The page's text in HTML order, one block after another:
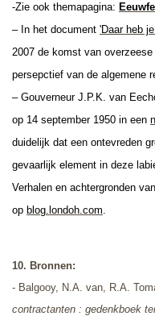
-Zie ook themapagina:
– In het document 'Daar heb
2007 de komst van
persepctief van de algemene
– Gouverneur J.P.K. van
op 14 september 1950 in een
duidelijk dat een ontevreden
gevaarlijk element in deze
Verhalen en achtergronden
op blog.londoh.com.
10. Bronnen:
- Balgooy, N.A. van, R.A.
contractanten : gedenkboek